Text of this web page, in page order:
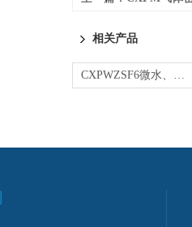
相关产品
CXPWZSF6微水、密度在线监控系统